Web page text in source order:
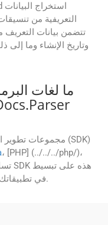
التعريفية من
تتضمن بيانات
وتاريخ الإنشاء وما
ما لغات
، [PHP] (../../../php/)،
عملية دمج GroupDocs.Parser Cloud في تطبيقاتك.